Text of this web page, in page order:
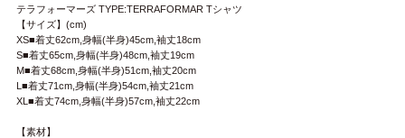
テラフォーマーズ TYPE:TERRAFORMAR Tシャツ
【サイズ】(cm)
XS■着丈62cm,身幅(半身)45cm,袖丈18cm
S■着丈65cm,身幅(半身)48cm,袖丈19cm
M■着丈68cm,身幅(半身)51cm,袖丈20cm
L■着丈71cm,身幅(半身)54cm,袖丈21cm
XL■着丈74cm,身幅(半身)57cm,袖丈22cm
【素材】